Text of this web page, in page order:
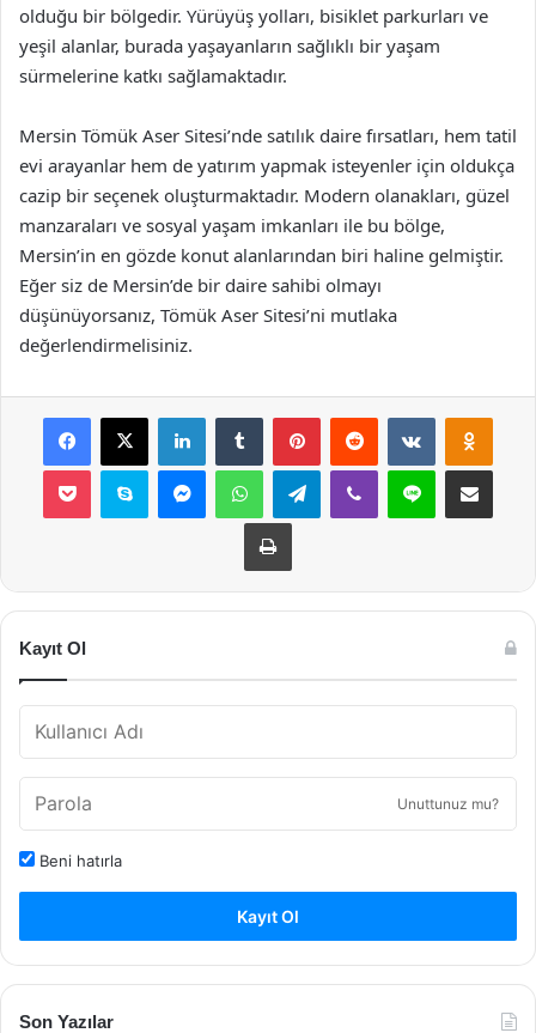
olduğu bir bölgedir. Yürüyüş yolları, bisiklet parkurları ve
yeşil alanlar, burada yaşayanların sağlıklı bir yaşam
sürmelerine katkı sağlamaktadır.
Mersin Tömük Aser Sitesi’nde satılık daire fırsatları, hem tatil
evi arayanlar hem de yatırım yapmak isteyenler için oldukça
cazip bir seçenek oluşturmaktadır. Modern olanakları, güzel
manzaraları ve sosyal yaşam imkanları ile bu bölge,
Mersin’in en gözde konut alanlarından biri haline gelmiştir.
Eğer siz de Mersin’de bir daire sahibi olmayı
düşünüyorsanız, Tömük Aser Sitesi’ni mutlaka
değerlendirmelisiniz.
Facebook
X LinkedInTumblr PinterestReddit VKontakte
Pocket Skype MessengerWhatsAppTelegramViber Line E-Posta ile
Yazdır
Kayıt Ol
Unuttunuz mu?
Beni hatırla
Kayıt Ol
Son Yazılar